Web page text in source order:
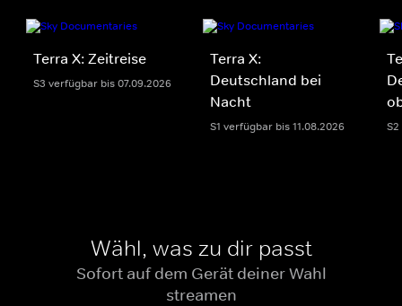
Terra X: Zeitreise
S3 verfügbar bis 07.09.2026
Terra X:
Deutschland bei
Nacht
S1 verfügbar bis 11.08.2026
Wähl, was zu dir passt
Sofort auf dem Gerät deiner Wahl
streamen